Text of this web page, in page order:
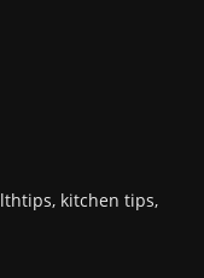
kitchen tips,